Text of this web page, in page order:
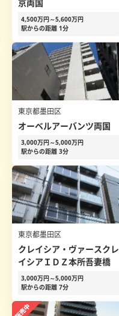
京両国
4,500万円～5,600万円
駅からの距離 1分
東京都墨田区
オーベルアーバンツ両国
3,000万円～5,000万円
駅からの距離 3分
東京都墨田区
クレイシア・ヴァースクレ
イシアＩＤＺ本所吾妻橋
3,000万円～5,000万円
駅からの距離 7分